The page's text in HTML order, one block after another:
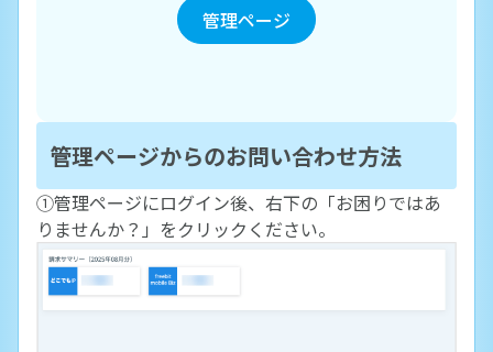
管理ページ
管理ページからのお問い合わせ方法
①管理ページにログイン後、右下の「お困りではあ
りませんか？」をクリックください。